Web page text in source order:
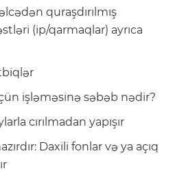
quraşdırılmış
(ip/qarmaqlar) ayrıca
işləməsinə səbəb nədir?
cırılmadan yapışır
Daxili fonlar və ya açıq